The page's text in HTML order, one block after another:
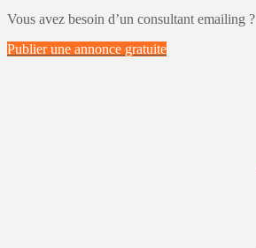
Vous avez besoin d’un consultant emailing ?
Publier une annonce gratuite